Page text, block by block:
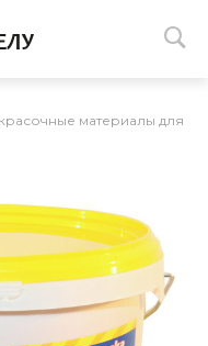
материалы для